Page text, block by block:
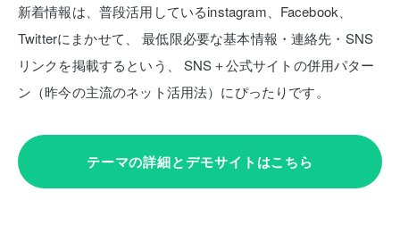
新着情報は、普段活用しているinstagram、Facebook、
Twitterにまかせて、
最低限必要な基本情報・連絡先・SNS
リンクを掲載するという、
SNS＋公式サイトの併用パター
ン（昨今の主流のネット活用法）にぴったりです。
テーマの詳細とデモサイトはこちら